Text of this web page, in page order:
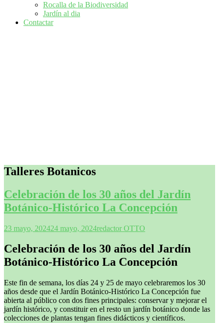
Rocalla de la Biodiversidad
Jardín al dia
Contactar
Talleres Botanicos
Celebración de los 30 años del Jardín
Botánico-Histórico La Concepción
23 mayo, 202424 mayo, 2024redactor OTTO
Celebración de los 30 años del Jardín
Botánico-Histórico La Concepción
Este fin de semana, los días 24 y 25 de mayo celebraremos los 30
años desde que el Jardín Botánico-Histórico La Concepción fue
abierta al público con dos fines principales: conservar y mejorar el
jardín histórico, y constituir en el resto un jardín botánico donde las
colecciones de plantas tengan fines didácticos y científicos.